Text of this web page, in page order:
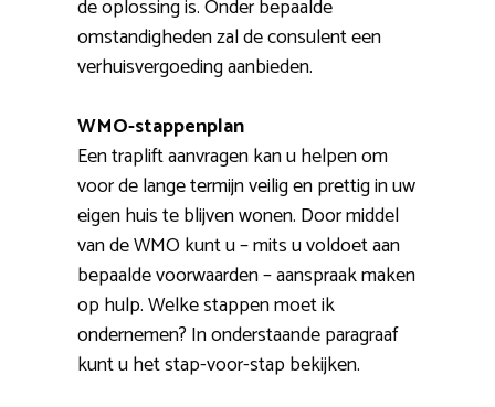
de oplossing is. Onder bepaalde
omstandigheden zal de consulent een
verhuisvergoeding aanbieden.
WMO-stappenplan
Een traplift aanvragen kan u helpen om
voor de lange termijn veilig en prettig in uw
eigen huis te blijven wonen. Door middel
van de WMO kunt u – mits u voldoet aan
bepaalde voorwaarden – aanspraak maken
op hulp. Welke stappen moet ik
ondernemen? In onderstaande paragraaf
kunt u het stap-voor-stap bekijken.